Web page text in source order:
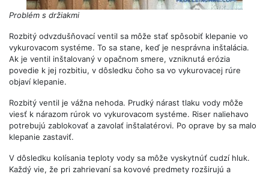
Problém s držiakmi
Rozbitý odvzdušňovací ventil sa môže stať spôsobiť klepanie vo
vykurovacom systéme. To sa stane, keď je nesprávna inštalácia.
Ak je ventil inštalovaný v opačnom smere, vzniknutá erózia
povedie k jej rozbitiu, v dôsledku čoho sa vo vykurovacej rúre
objaví klepanie.
Rozbitý ventil je vážna nehoda. Prudký nárast tlaku vody môže
viesť k nárazom rúrok vo vykurovacom systéme. Riser naliehavo
potrebujú zablokovať a zavolať inštalatérovi. Po oprave by sa malo
klepanie zastaviť.
V dôsledku kolísania teploty vody sa môže vyskytnúť cudzí hluk.
Každý vie, že pri zahrievaní sa kovové predmety rozširujú a